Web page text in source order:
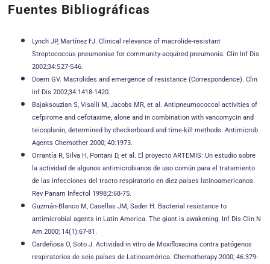
Fuentes Bibliográficas
Lynch JP, Martínez FJ. Clinical relevance of macrolide-resistant
Streptococcus pneumoniae for community-acquired pneumonia. Clin Inf Dis
2002;34:S27-S46.
Doern GV. Macrolides and emergence of resistance (Correspondence). Clin
Inf Dis 2002;34:1418-1420.
Bajaksouzian S, Visalli M, Jacobs MR, et al. Antipneumococcal activities of
cefpirome and cefotaxime, alone and in combination with vancomycin and
teicoplanin, determined by checkerboard and time-kill methods. Antimicrob
Agents Chemother 2000; 40:1973.
Orrantía R, Silva H, Pontani D, et al. El proyecto ARTEMIS: Un estudio sobre
la actividad de algunos antimicrobianos de uso común para el tratamiento
de las infecciones del tracto respiratorio en diez países latinoamericanos.
Rev Panam Infectol 1998;2:68-75.
Guzmán-Blanco M, Casellas JM, Sader H. Bacterial resistance to
antimicrobial agents in Latin America. The giant is awakening. Inf Dis Clin N
Am 2000; 14(1):67-81.
Cardeñosa O, Soto J. Actividad in vitro de Moxifloxacina contra patógenos
respiratorios de seis países de Latinoamérica. Chemotherapy 2000; 46:379-